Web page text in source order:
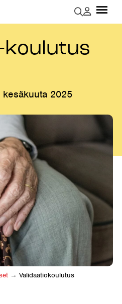
koulutus
kesäkuuta 2025
→ Validaatiokoulutus